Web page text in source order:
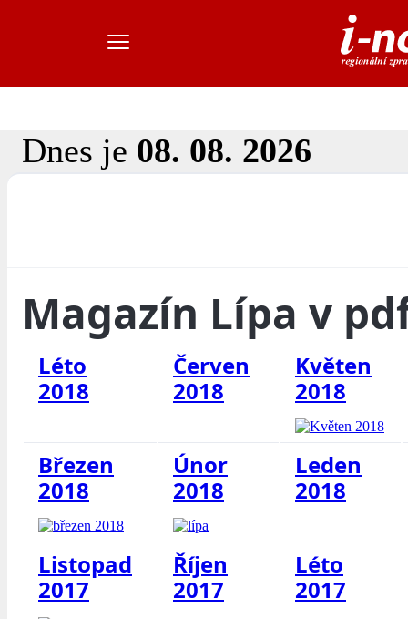
Dnes je 08. 08. 2026
Magazín Lípa v
Léto
2018
Červen
2018
Květen
2018
Březen
2018
Únor
2018
Leden
2018
Listopad
2017
Říjen
2017
Léto
2017